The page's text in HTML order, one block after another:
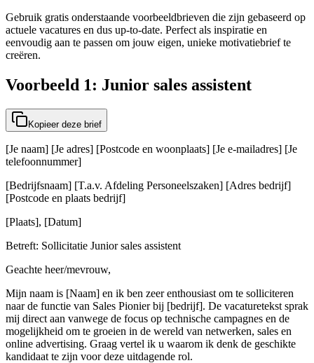
Gebruik gratis onderstaande voorbeeldbrieven die zijn gebaseerd op
actuele vacatures en dus up-to-date. Perfect als inspiratie en
eenvoudig aan te passen om jouw eigen, unieke motivatiebrief te
creëren.
Voorbeeld 1: Junior sales assistent
Kopieer deze brief
[Je naam] [Je adres] [Postcode en woonplaats] [Je e-mailadres] [Je
telefoonnummer]
[Bedrijfsnaam] [T.a.v. Afdeling Personeelszaken] [Adres bedrijf]
[Postcode en plaats bedrijf]
[Plaats], [Datum]
Betreft: Sollicitatie Junior sales assistent
Geachte heer/mevrouw,
Mijn naam is [Naam] en ik ben zeer enthousiast om te solliciteren
naar de functie van Sales Pionier bij [bedrijf]. De vacaturetekst sprak
mij direct aan vanwege de focus op technische campagnes en de
mogelijkheid om te groeien in de wereld van netwerken, sales en
online advertising. Graag vertel ik u waarom ik denk de geschikte
kandidaat te zijn voor deze uitdagende rol.